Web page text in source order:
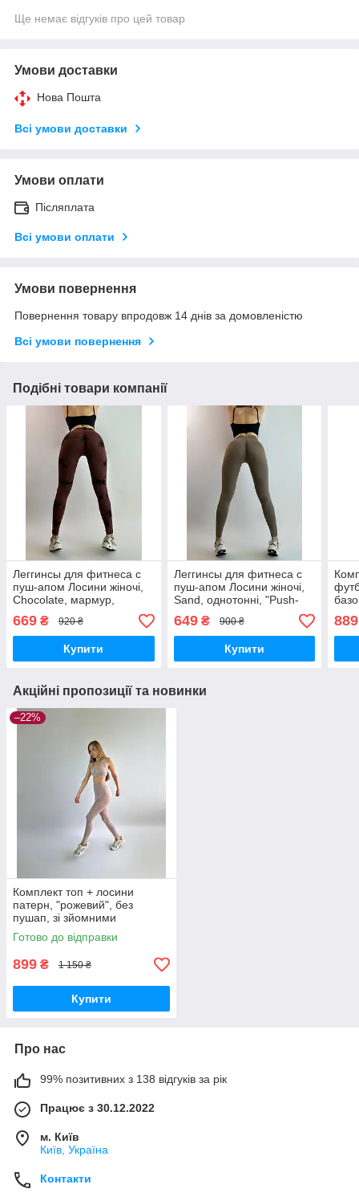
Ще немає відгуків про цей товар
Умови доставки
Нова Пошта
Всі умови доставки
Умови оплати
Післяплата
Всі умови оплати
Умови повернення
Повернення товару впродовж 14 днів за домовленістю
Всі умови повернення
Подібні товари компанії
Леггинсы для фитнеса с
пуш-апом Лосини жіночі,
Chocolate, мармур,
"PushUp", пушап, широкий
пояс, висока посадка
669 ₴ 920 ₴
Купити
Леггинсы для фитнеса с
пуш-апом Лосини жіночі,
Sand, однотонні, "Push-
up", пушап, широкий пояс,
висока посадка
649₴ 900 ₴
Купити
889
Акційні пропозиції та новинки
–22%
Комплект топ + лосини
патерн, "рожевий", без
пушап, зі зйомними
чашечками, висока посадка
лосин, ефект утяжки,
Готово до відправки
899 ₴ 1 150 ₴
Купити
Про нас
99% позитивних з 138 відгуків за рік
Працює з 30.12.2022
м. Київ
Київ, Україна
Контакти